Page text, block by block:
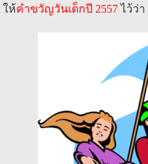
ให้คำขวัญวันเด็กปี 2557ไว้ว่า